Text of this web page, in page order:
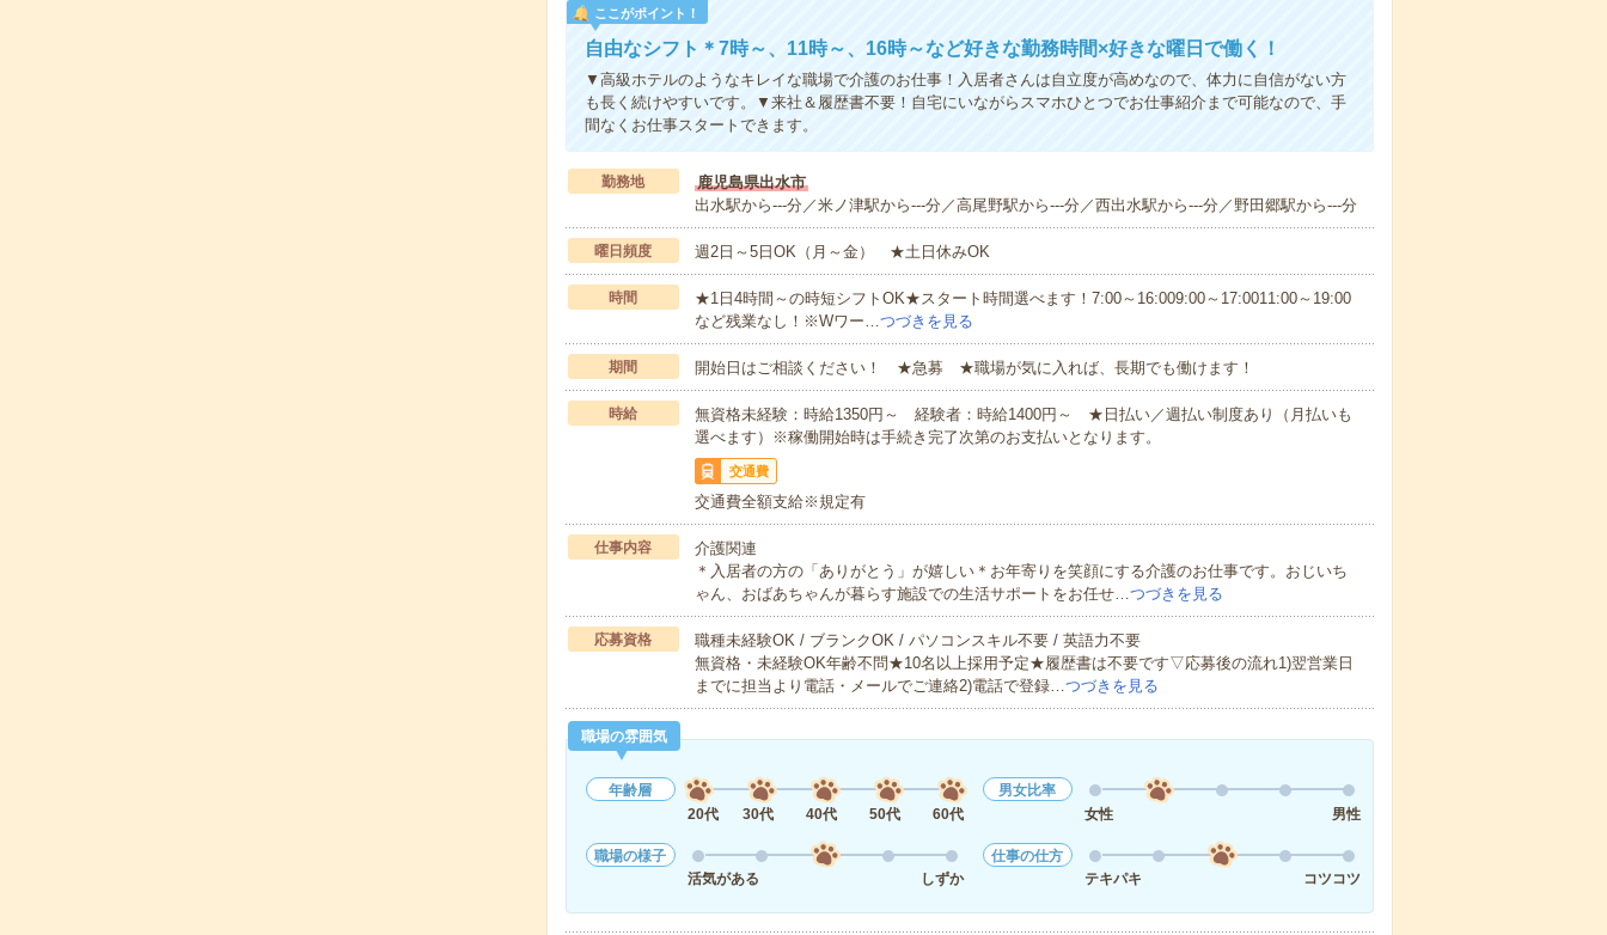
ここがポイント！
自由なシフト＊7時～、11時～、16時～など好きな勤務時間×好きな曜日で働く！
▼高級ホテルのようなキレイな職場で介護のお仕事！入居者さんは自立度が高めなので、体力に自信がない方
も長く続けやすいです。▼来社＆履歴書不要！自宅にいながらスマホひとつでお仕事紹介まで可能なので、手
間なくお仕事スタートできます。
勤務地
鹿児島県出水市
出水駅から---分／米ノ津駅から---分／高尾野駅から---分／西出水駅から---分／野田郷駅から---分
曜日頻度 週2日～5日OK（月～金） ★土日休みOK
時間
★1日4時間～の時短シフトOK★スタート時間選べます！7:00～16:009:00～17:0011:00～19:00
など残業なし！※Wワー…つづきを見る
期間 開始日はご相談ください！ ★急募 ★職場が気に入れば、長期でも働けます！
時給
無資格未経験：時給1350円～ 経験者：時給1400円～ ★日払い／週払い制度あり（月払いも
選べます）※稼働開始時は手続き完了次第のお支払いとなります。
交通費
交通費全額支給※規定有
仕事内容
介護関連
＊入居者の方の「ありがとう」が嬉しい＊お年寄りを笑顔にする介護のお仕事です。おじいち
ゃん、おばあちゃんが暮らす施設での生活サポートをお任せ…つづきを見る
応募資格
職種未経験OK / ブランクOK / パソコンスキル不要 / 英語力不要
無資格・未経験OK年齢不問★10名以上採用予定★履歴書は不要です▽応募後の流れ1)翌営業日
までに担当より電話・メールでご連絡2)電話で登録…つづきを見る
職場の雰囲気
年齢層
20代
30代 40代 50代 60代
男女比率
女性
男性
職場の様子
活気がある
しずか
仕事の仕方
テキパキ
コツコツ